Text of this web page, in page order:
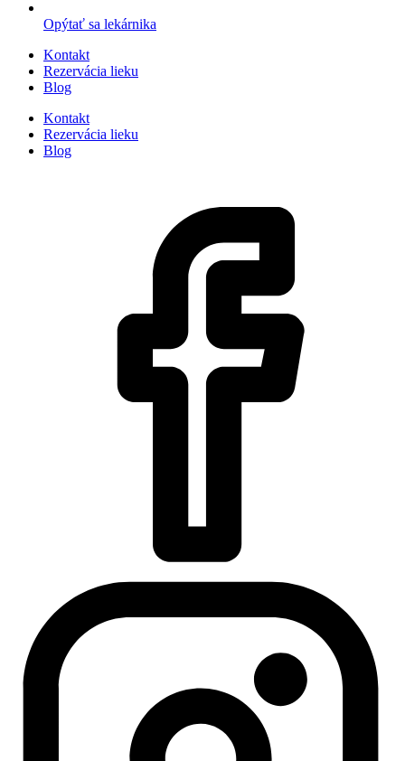
Opýtať sa lekárnika
Kontakt
Rezervácia lieku
Blog
Kontakt
Rezervácia lieku
Blog